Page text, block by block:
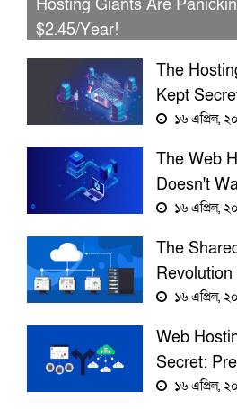
Hosting Giants Are
$2.45/Year!
The
Kept
১৬ এপ্রিল,
The Web
Doesn't
This -১৬ এপ্রিল,
The
$3.68/
১৬ এপ্রিল,
Web
Secret:
For Just
১৬ এপ্রিল,